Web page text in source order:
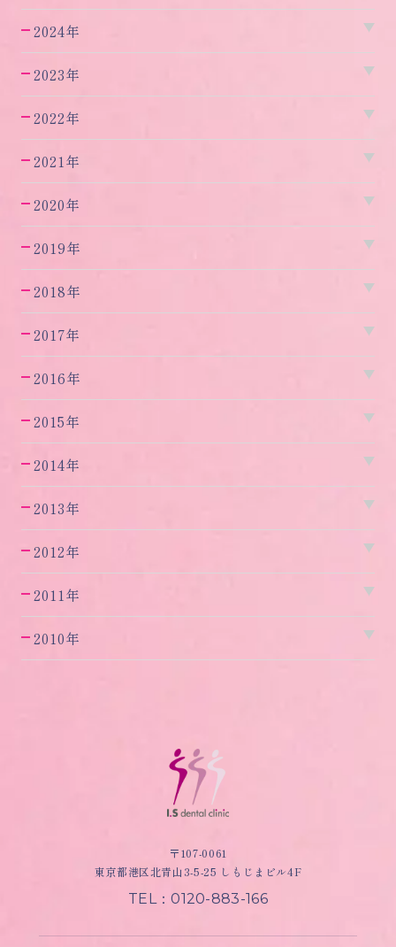
2024年
2023年
2022年
2021年
2020年
2019年
2018年
2017年
2016年
2015年
2014年
2013年
2012年
2011年
2010年
〒107-0061
東京都港区北青山3-5-25 しもじまビル4F
TEL：0120-883-166